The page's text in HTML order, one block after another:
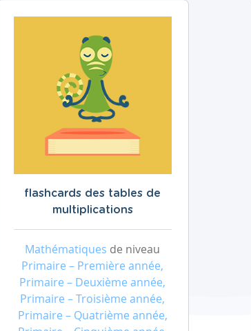
flashcards des tables de
multiplications
Mathématiques de niveau
Primaire – Première année,
Primaire – Deuxième année,
Primaire – Troisième année,
Primaire – Quatrième année,